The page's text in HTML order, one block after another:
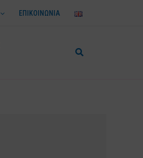
ΕΠΙΚΟΙΝΩΝΙΑ